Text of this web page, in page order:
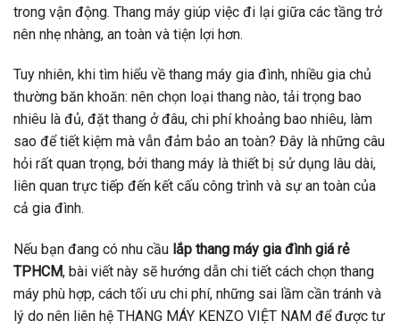
trong vận động. Thang máy giúp việc đi lại giữa các tầng trở
nên nhẹ nhàng, an toàn và tiện lợi hơn.
Tuy nhiên, khi tìm hiểu về thang máy gia đình, nhiều gia chủ
thường băn khoăn: nên chọn loại thang nào, tải trọng bao
nhiêu là đủ, đặt thang ở đâu, chi phí khoảng bao nhiêu, làm
sao để tiết kiệm mà vẫn đảm bảo an toàn? Đây là những câu
hỏi rất quan trọng, bởi thang máy là thiết bị sử dụng lâu dài,
liên quan trực tiếp đến kết cấu công trình và sự an toàn của
cả gia đình.
Nếu bạn đang có nhu cầu lắp thang máy gia đình giá rẻ
TPHCM, bài viết này sẽ hướng dẫn chi tiết cách chọn thang
máy phù hợp, cách tối ưu chi phí, những sai lầm cần tránh và
lý do nên liên hệ THANG MÁY KENZO VIỆT NAM để được tư